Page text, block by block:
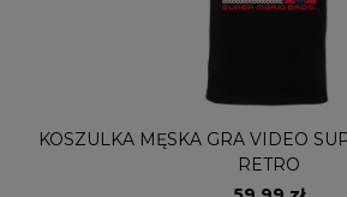
KOSZULKA MĘSKA GRA VIDEO
RETRO